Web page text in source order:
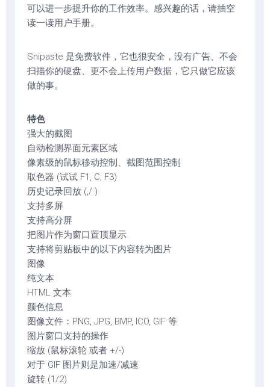
可以进一步提升你的工作效率。感兴趣的话，请抽空
读一读用户手册。
Snipaste 是免费软件，它也很安全，没有广告、不会
扫描你的硬盘、更不会上传用户数据，它只做它应该
做的事。
特色
强大的截图
自动检测界面元素区域
像素级的鼠标移动控制、截图范围控制
取色器 (试试 F1, C, F3)
历史记录回放 (,/.)
支持多屏
支持高分屏
把图片作为窗口置顶显示
支持将剪贴板中的以下内容转为图片
图像
纯文本
HTML 文本
颜色信息
图像文件：PNG, JPG, BMP, ICO, GIF 等
图片窗口支持的操作
缩放 (鼠标滚轮 或者 +/-)
对于 GIF 图片则是加速/减速
旋转 (1/2)